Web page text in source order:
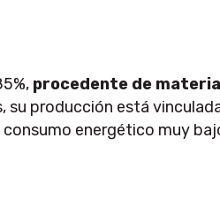
procedente de
su producción está
energético muy